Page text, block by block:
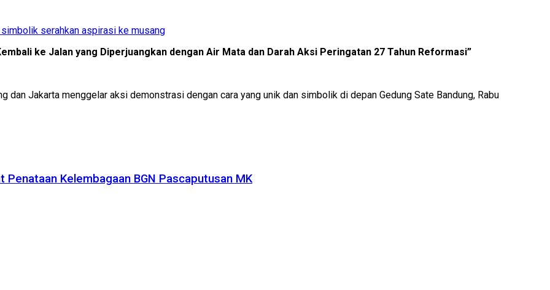
serahkan aspirasi ke musang
ke Jalan yang Diperjuangkan dengan Air Mata dan Darah Aksi Peringatan 27 Tahun Reformasi”
dan Jakarta menggelar aksi demonstrasi dengan cara yang unik dan simbolik di depan Gedung Sate Bandung, Rabu
Kelembagaan BGN Pascaputusan MK